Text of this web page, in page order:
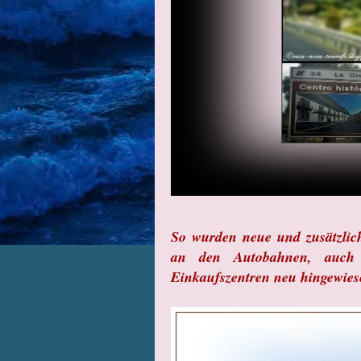
So wurden neue und
an den Autobahnen,
Einkaufszentren neu